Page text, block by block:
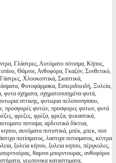
Γλάστρες, Αυτόματο πότισμα, Κήπος,
Θάμνοι, Ανθοφόρα, Γκαζόν, Συνθετικό,
Χλοοκοπτικά, Σκαπτικά,
Φυτοφάρμακα, Εσπεριδοειδή, Ξυλεία,
φυτα σχηματα, σχηματοποιημένα φυτά,
αττικης, φυτωρια πελοπονησσου,
προσφορές φυτών, προσφορες φυτων, φυτά
φρεζες, φρέζα, φρεζα, ψεκαστικά,
ποτισμα, αρδευτικά δίκτυα,
αυτόματα ποτιστικά, μπέκ, μπεκ, ποπ
ποτίσματος, λαστιχα ποτισματος, κέντρα
ξυλεία κήπου, ξυλεια κηπου, πέργκολες,
θαμνοι μπορντουρας, ανθοφόροι
γεωπονικα καταστηματα,